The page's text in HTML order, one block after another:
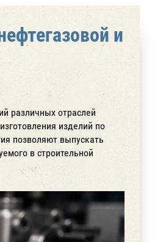
и
различных отраслей
изделий по
позволяют выпускать
в строительной